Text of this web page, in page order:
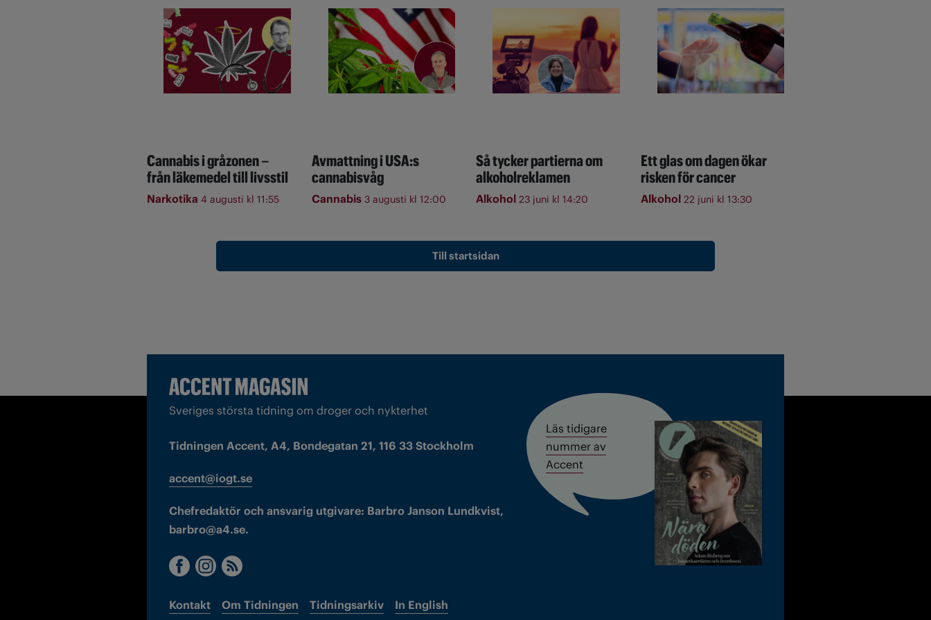
Cannabis i gråzonen –
från läkemedel till livsstil
Narkotika 4 augusti kl 11:55
Avmattning i USA:s
cannabisvåg
Cannabis 3 augusti kl 12:00
Så tycker partierna om
alkoholreklamen
Alkohol 23 juni kl 14:20
Ett glas om dagen ökar
risken för cancer
Alkohol 22 juni kl 13:30
Till startsidan
Sveriges största tidning om droger och nykterhet
Tidningen Accent, A4, Bondegatan 21, 116 33 Stockholm
accent@iogt.se
Chefredaktör och ansvarig utgivare: Barbro Janson Lundkvist,
barbro@a4.se.
Kontakt Om Tidningen Tidningsarkiv In English
Läs tidigare
nummer av
Accent